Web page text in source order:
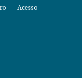
Acesso